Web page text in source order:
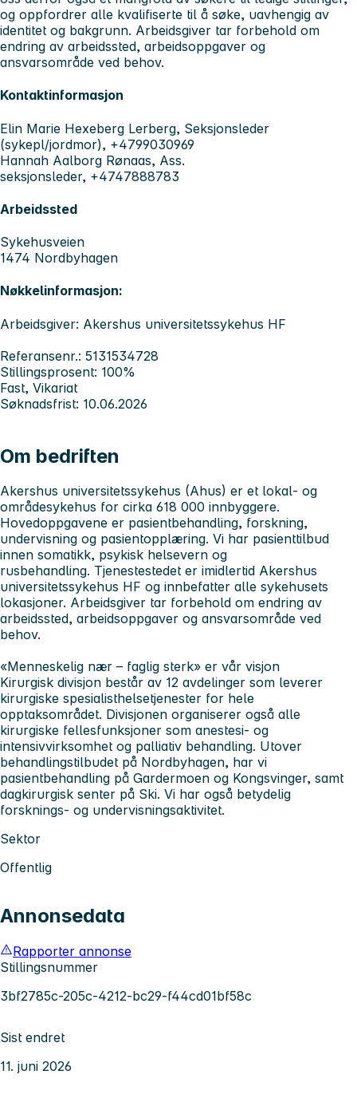
og oppfordrer alle kvalifiserte til å søke, uavhengig av
identitet og bakgrunn. Arbeidsgiver tar forbehold om
endring av arbeidssted, arbeidsoppgaver og
ansvarsområde ved behov.
Kontaktinformasjon
Elin Marie Hexeberg Lerberg, Seksjonsleder
(sykepl/jordmor), +4799030969
Hannah Aalborg Rønaas, Ass.
seksjonsleder, +4747888783
Arbeidssted
Sykehusveien
1474 Nordbyhagen
Nøkkelinformasjon:
Arbeidsgiver: Akershus universitetssykehus HF
Referansenr.: 5131534728
Stillingsprosent: 100%
Fast, Vikariat
Søknadsfrist: 10.06.2026
Om bedriften
Akershus universitetssykehus (Ahus) er et lokal- og
områdesykehus for cirka 618 000 innbyggere.
Hovedoppgavene er pasientbehandling, forskning,
undervisning og pasientopplæring. Vi har pasienttilbud
innen somatikk, psykisk helsevern og
rusbehandling. Tjenestestedet er imidlertid Akershus
universitetssykehus HF og innbefatter alle sykehusets
lokasjoner. Arbeidsgiver tar forbehold om endring av
arbeidssted, arbeidsoppgaver og ansvarsområde ved
behov.
«Menneskelig nær – faglig sterk» er vår visjon
Kirurgisk divisjon består av 12 avdelinger som leverer
kirurgiske spesialisthelsetjenester for hele
opptaksområdet. Divisjonen organiserer også alle
kirurgiske fellesfunksjoner som anestesi- og
intensivvirksomhet og palliativ behandling. Utover
behandlingstilbudet på Nordbyhagen, har vi
pasientbehandling på Gardermoen og Kongsvinger, samt
dagkirurgisk senter på Ski. Vi har også betydelig
forsknings- og undervisningsaktivitet.
Sektor
Offentlig
Annonsedata
Rapporter annonse
Stillingsnummer
3bf2785c-205c-4212-bc29-f44cd01bf58c
Sist endret
11. juni 2026